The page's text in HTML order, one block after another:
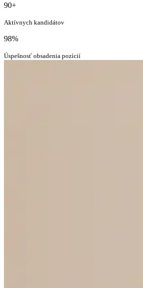
90+
Aktívnych kandidátov
98%
Úspešnosť obsadenia pozícií